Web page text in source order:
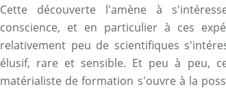
Cette découverte l'amène à
conscience, et en particulier à ces
relativement peu de scientifiques
élusif, rare et sensible. Et peu à peu,
matérialiste de formation s'ouvre à la